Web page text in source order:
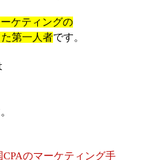
ケティングの
第一人者です。
CPAのマーケティング手